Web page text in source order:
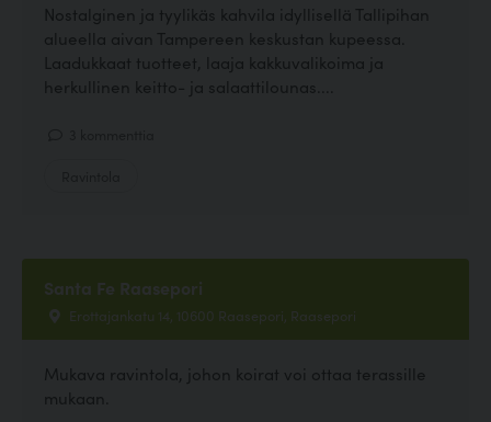
Nostalginen ja tyylikäs kahvila idyllisellä Tallipihan
alueella aivan Tampereen keskustan kupeessa.
Laadukkaat tuotteet, laaja kakkuvalikoima ja
herkullinen keitto- ja salaattilounas....
Santa Fe Raasepori
Erottajankatu 14, 10600 Raasepori, Raasepori
Mukava ravintola, johon koirat voi ottaa terassille
mukaan.